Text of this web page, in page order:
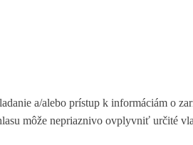
a/alebo prístup k informáciám o
môže nepriaznivo ovplyvniť určité